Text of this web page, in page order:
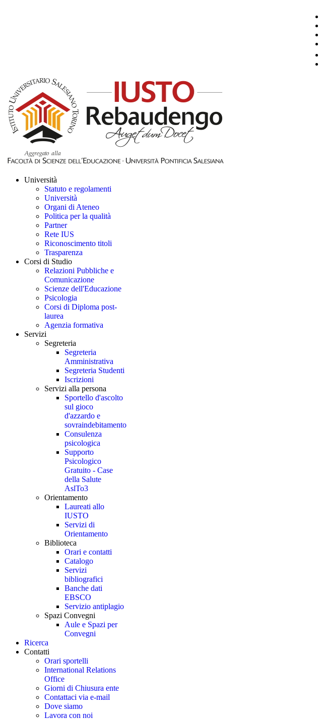
Università
Statuto e regolamenti
Università
Organi di Ateneo
Politica per la qualità
Partner
Rete IUS
Riconoscimento titoli
Trasparenza
Corsi di Studio
Relazioni Pubbliche e
Comunicazione
Scienze dell'Educazione
Psicologia
Corsi di Diploma post-
laurea
Agenzia formativa
Servizi
Segreteria
Segreteria
Amministrativa
Segreteria Studenti
Iscrizioni
Servizi alla persona
Sportello d'ascolto
sul gioco
d'azzardo e
sovraindebitamento
Consulenza
psicologica
Supporto
Psicologico
Gratuito - Case
della Salute
AslTo3
Orientamento
Laureati allo
IUSTO
Servizi di
Orientamento
Biblioteca
Orari e contatti
Catalogo
Servizi
bibliografici
Banche dati
EBSCO
Servizio antiplagio
Spazi Convegni
Aule e Spazi per
Convegni
Ricerca
Contatti
Orari sportelli
International Relations
Office
Giorni di Chiusura ente
Contattaci via e-mail
Dove siamo
Lavora con noi